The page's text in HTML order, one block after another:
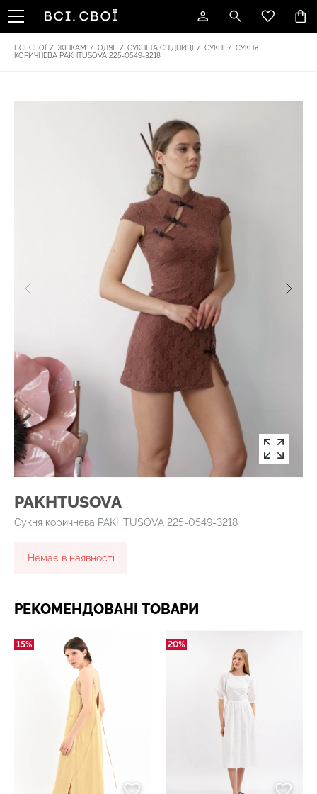
ВСІ. СВОЇ / ЖІНКАМ / ОДЯГ / СУКНІ ТА СПІДНИЦІ / СУКНІ / СУКНЯ
КОРИЧНЕВА PAKHTUSOVA 225-0549-3218
PAKHTUSOVA
Сукня коричнева PAKHTUSOVA 225-0549-3218
Немає в наявності
РЕКОМЕНДОВАНІ ТОВАРИ
15% 20%